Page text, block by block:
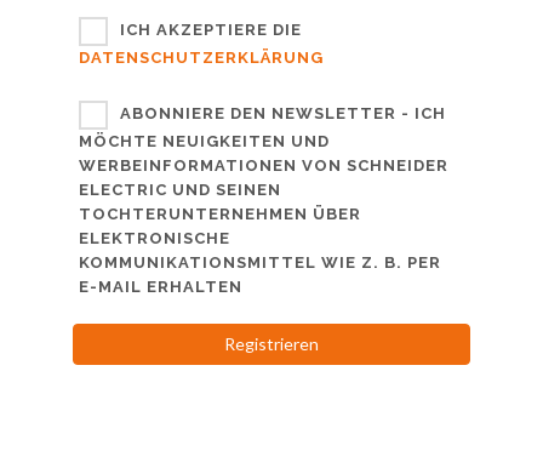
ICH AKZEPTIERE DIE
DATENSCHUTZERKLÄRUNG
ABONNIERE DEN NEWSLETTER - ICH
MÖCHTE NEUIGKEITEN UND
WERBEINFORMATIONEN VON SCHNEIDER
ELECTRIC UND SEINEN
TOCHTERUNTERNEHMEN ÜBER
ELEKTRONISCHE
KOMMUNIKATIONSMITTEL WIE Z. B. PER
E-MAIL ERHALTEN
Registrieren